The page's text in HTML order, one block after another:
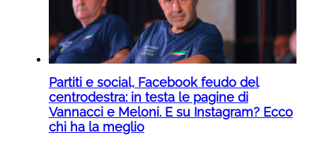
Partiti e social, Facebook feudo del
centrodestra: in testa le pagine di
Vannacci e Meloni. E su Instagram? Ecco
chi ha la meglio